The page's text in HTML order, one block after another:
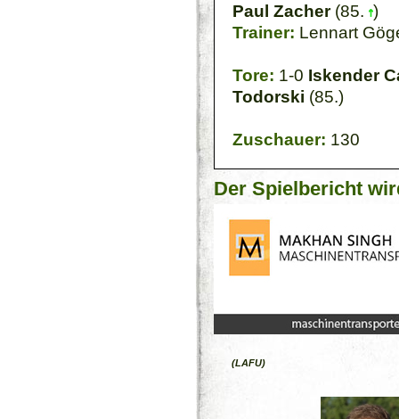
Paul Zacher(85. )
Trainer: Lennart
Tore: 1-0 Iskender
Todorski (85.)
Zuschauer: 130
Der Spielbericht
(LAFU)